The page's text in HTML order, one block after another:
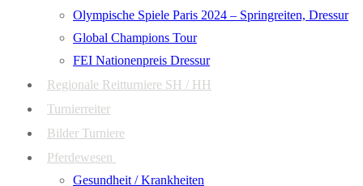
Olympische Spiele Paris 2024 – Springreiten, Dressur
Global Champions Tour
FEI Nationenpreis Dressur
Regionale Reitturniere SH / HH
Turnierreiter
Bilder Turniere
Pferdewesen
Gesundheit / Krankheiten